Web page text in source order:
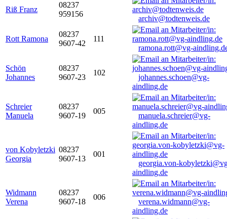
Riß Franz
08237
959156
archiv@todtenweis.de
Rott Ramona
08237
9607-42
111
ramona.rott@vg-
Schön
Johannes
08237
9607-23
102
johannes.schoen@vg-
aindling.de
Schreier
Manuela
08237
9607-19
005
manuela.schreier@vg-
aindling.de
von Kobyletzki
Georgia
08237
9607-13
001
georgia.von-
aindling.de
Widmann
Verena
08237
9607-18
006
verena.widmann@vg-
aindling.de